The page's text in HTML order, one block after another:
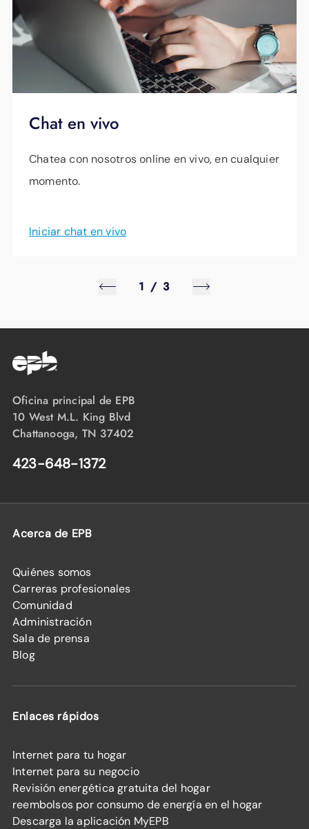
Chat en vivo
Chatea con nosotros online en vivo, en cualquier
momento.
Iniciar chat en vivo
1 / 3
Oficina principal de EPB
10 West M.L. King Blvd
Chattanooga, TN 37402
423-648-1372
Acerca de EPB
Quiénes somos
Carreras profesionales
Comunidad
Administración
Sala de prensa
Blog
Enlaces rápidos
Internet para tu hogar
Internet para su negocio
Revisión energética gratuita del hogar
reembolsos por consumo de energía en el hogar
Descarga la aplicación MyEPB